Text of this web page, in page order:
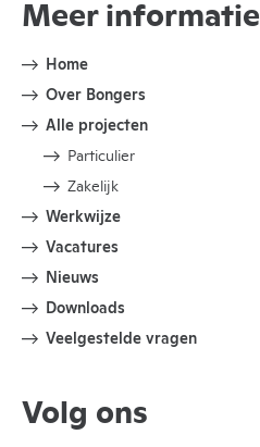
Meer informatie
Home
Over Bongers
Alle projecten
Particulier
Zakelijk
Werkwijze
Vacatures
Nieuws
Downloads
Veelgestelde vragen
Volg ons